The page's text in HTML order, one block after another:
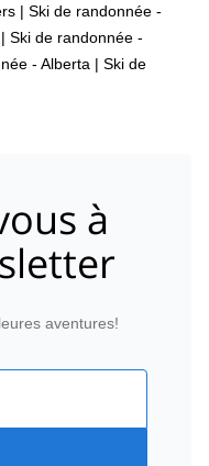
| Ski de randonnée -
| Ski de randonnée -
- Alberta | Ski de
à
aventures!